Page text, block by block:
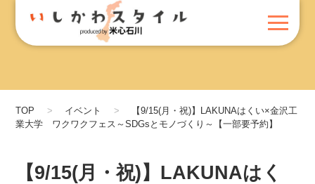
TOP イベント
【9/15(月・祝)】LAKUNAはくい×金沢工
業大学 ワクワクフェス～SDGsとモノづくり～【一部要予約】
【9/15(月・祝)】LAKUNAはく